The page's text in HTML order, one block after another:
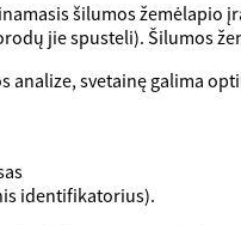
šilumos
jie spusteli). Šilumos
analize, svetainę galima
identifikatorius).